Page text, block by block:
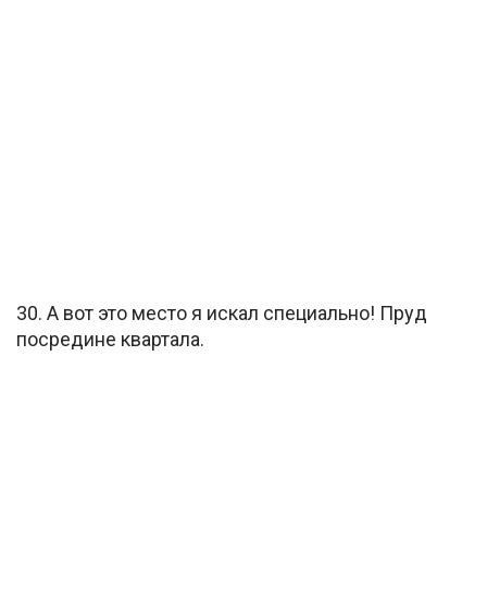
30. А вот это место я искал специально! Пруд
посредине квартала.